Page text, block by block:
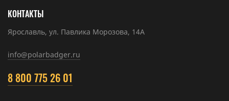
КОНТАКТЫ
Ярославль, ул. Павлика Морозова, 14А
info@polarbadger.ru
8 800 775 26 01